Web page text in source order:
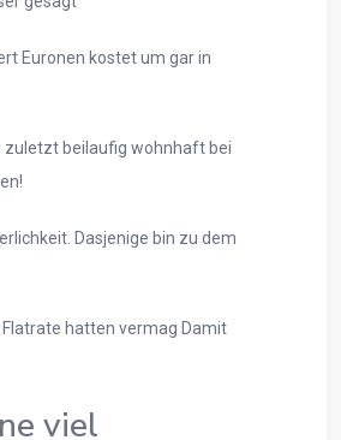
Euronen kostet um gar in
zuletzt beilaufig wohnhaft bei
Dasjenige bin zu dem
hatten vermag Damit
viel